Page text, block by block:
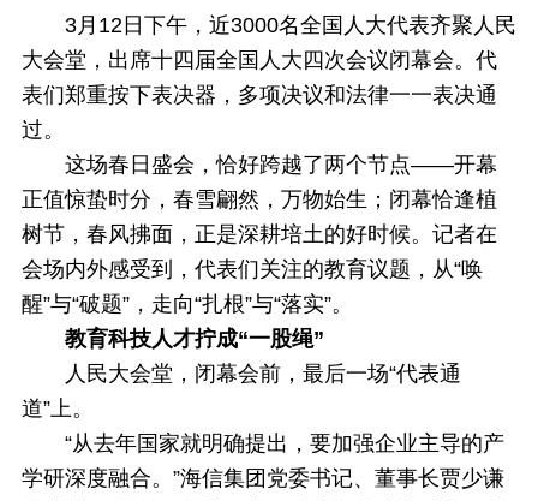
3月12日下午，近3000名全国人大代表齐聚人民
大会堂，出席十四届全国人大四次会议闭幕会。代
表们郑重按下表决器，多项决议和法律一一表决通
过。
这场春日盛会，恰好跨越了两个节点——开幕
正值惊蛰时分，春雪翩然，万物始生；闭幕恰逢植
树节，春风拂面，正是深耕培土的好时候。记者在
会场内外感受到，代表们关注的教育议题，从“唤
醒”与“破题”，走向“扎根”与“落实”。
教育科技人才拧成“一股绳”
人民大会堂，闭幕会前，最后一场“代表通
道”上。
“从去年国家就明确提出，要加强企业主导的产
学研深度融合。”海信集团党委书记、董事长贾少谦